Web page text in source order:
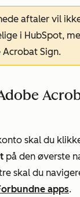
aftaler vil
i HubSpot,
Sign.
skal du
på den øverste
skal du
apps.